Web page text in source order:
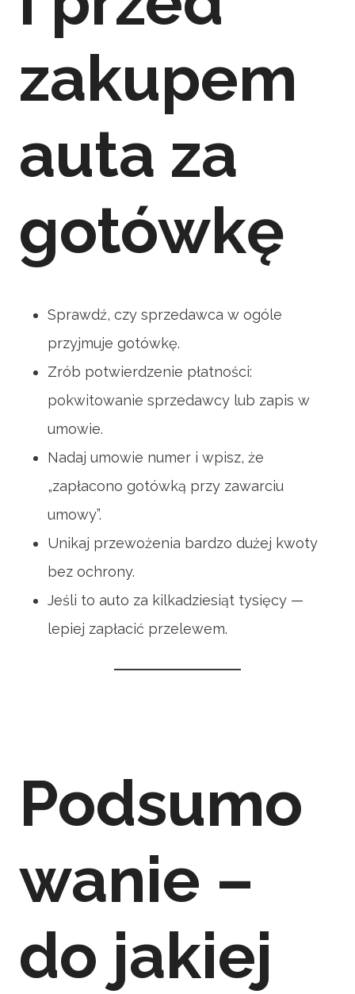
zakupem
auta za
gotówkę
Sprawdź, czy sprzedawca w ogóle
przyjmuje gotówkę.
Zrób potwierdzenie płatności:
pokwitowanie sprzedawcy lub zapis w
umowie.
Nadaj umowie numer i wpisz, że
„zapłacono gotówką przy zawarciu
umowy”.
Unikaj przewożenia bardzo dużej kwoty
bez ochrony.
Jeśli to auto za kilkadziesiąt tysięcy —
lepiej zapłacić przelewem.
Podsumo
wanie –
do jakiej